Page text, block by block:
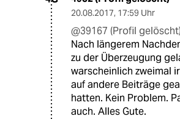
20.08.2017, 17:59 Uhr
@39167 (Profil
Nach längerem
zu der Überzeugung
warscheinlich zweimal
auf andere Beiträge
hatten. Kein Problem.
auch. Alles Gute.